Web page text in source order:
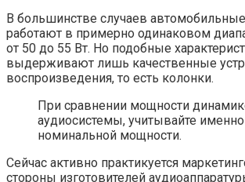
В большинстве случаев
работают в примерно одинаковом
от 50 до 55 Вт. Но подобные
выдерживают лишь качественные
воспроизведения, то есть колонки.
При сравнении мощности
аудиосистемы, учитывайте
номинальной мощности.
Сейчас активно практикуется
стороны изготовителей